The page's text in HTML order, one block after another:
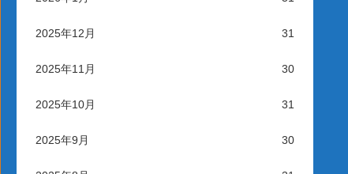
2025年12月 31
2025年11月 30
2025年10月 31
2025年9月 30